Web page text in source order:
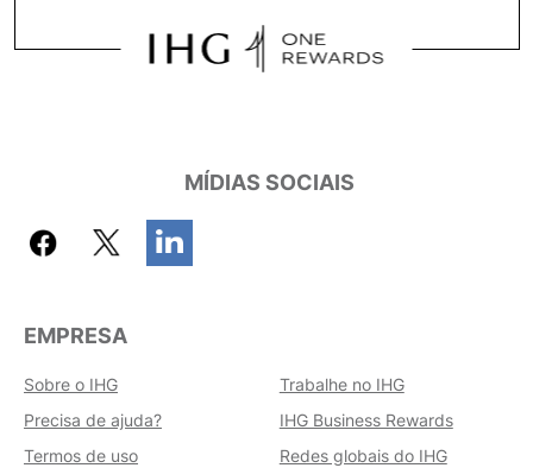
MÍDIAS SOCIAIS
EMPRESA
Sobre o IHG
Trabalhe no IHG
Precisa de ajuda?
IHG Business Rewards
Termos de uso
Redes globais do IHG